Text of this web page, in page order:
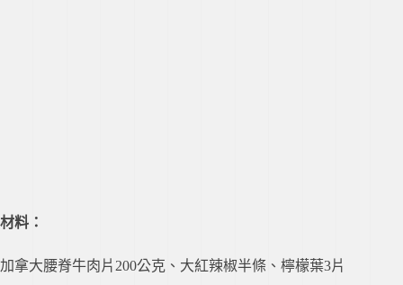
材料：
加拿大腰脊牛肉片200公克、大紅辣椒半條、檸檬葉3片